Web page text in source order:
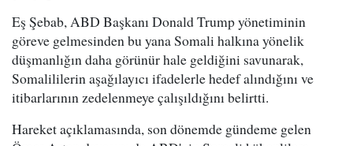
Eş Şebab, ABD Başkanı Donald Trump yönetiminin
göreve gelmesinden bu yana Somali halkına yönelik
düşmanlığın daha görünür hale geldiğini savunarak,
Somalililerin aşağılayıcı ifadelerle hedef alındığını ve
itibarlarının zedelenmeye çalışıldığını belirtti.
Hareket açıklamasında, son dönemde gündeme gelen